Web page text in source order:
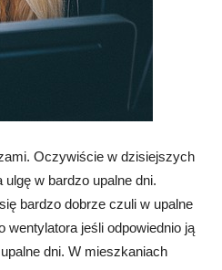
Oczywiście w dzisiejszych
w bardzo upalne dni.
bardzo dobrze czuli w upalne
jeśli odpowiednio ją
dni. W mieszkaniach